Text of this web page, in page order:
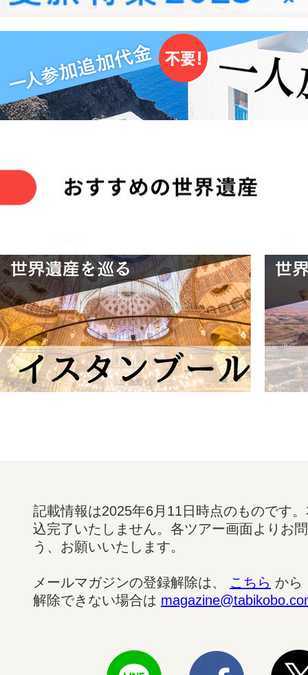
記載情報は2025年6月11日時点のものです
込完了いたしません。各ツアー画面よりお
う、お願いいたします。
メールマガジンの登録解除は、 こちら から
解除できない場合は